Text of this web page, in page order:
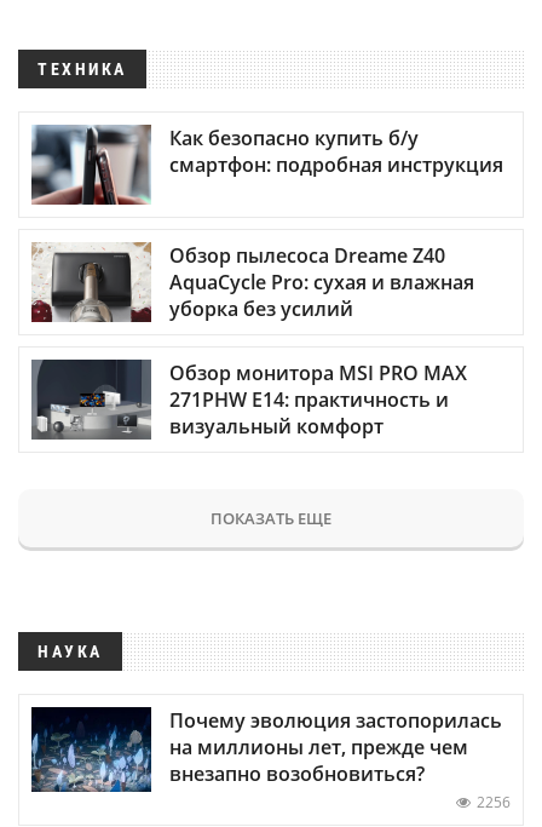
ТЕХНИКА
Как безопасно купить б/у
смартфон: подробная инструкция
Обзор пылесоса Dreame Z40
AquaCycle Pro: сухая и влажная
уборка без усилий
Обзор монитора MSI PRO MAX
271PHW E14: практичность и
визуальный комфорт
ПОКАЗАТЬ ЕЩЕ
НАУКА
Почему эволюция застопорилась
на миллионы лет, прежде чем
внезапно возобновиться?
2256